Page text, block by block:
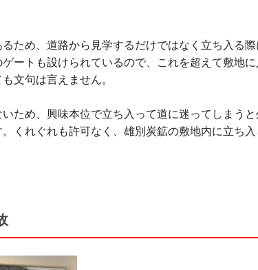
ため、道路から見学するだけではなく立ち入る
ートも設けられているので、これを超えて敷地
文句は言えません。
ため、興味本位で立ち入って道に迷ってしまう
くれぐれも許可なく、雄別炭鉱の敷地内に立ち